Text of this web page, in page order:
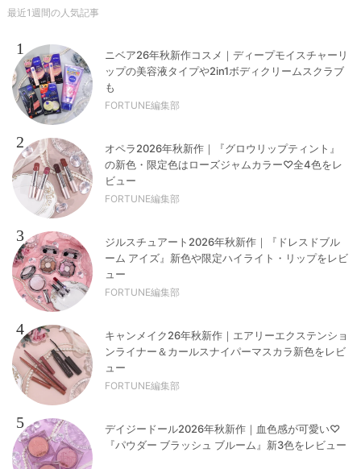
最近1週間の人気記事
1
ニベア26年秋新作コスメ｜ディープモイスチャーリ
ップの美容液タイプや2in1ボディクリームスクラブ
も
FORTUNE編集部
2
オペラ2026年秋新作｜『グロウリップティント』
の新色・限定色はローズジャムカラー♡全4色をレ
ビュー
FORTUNE編集部
3
ジルスチュアート2026年秋新作｜『ドレスドブル
ーム アイズ』新色や限定ハイライト・リップをレビ
ュー
FORTUNE編集部
4
キャンメイク26年秋新作｜エアリーエクステンショ
ンライナー＆カールスナイパーマスカラ新色をレビ
ュー
FORTUNE編集部
5
デイジードール2026年秋新作｜血色感が可愛い♡
『パウダー ブラッシュ ブルーム』新3色をレビュー